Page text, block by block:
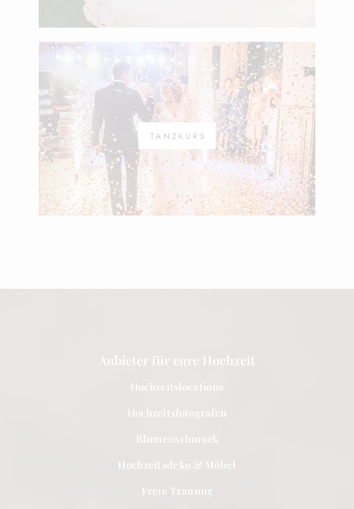
TANZKURS
Anbieter für eure Hochzeit
Hochzeitslocations
Hochzeitsfotografen
Blumenschmuck
Hochzeitsdeko & Möbel
Freie Trauung